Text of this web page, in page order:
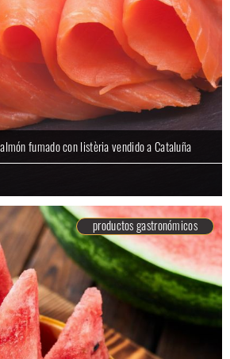
fumado con listèria vendido a Cataluña
productos gastronómicos